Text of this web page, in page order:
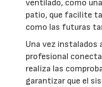
ventilado, como
patio, que facilite
como las futuras
Una vez instalados
profesional
realiza las
garantizar que el